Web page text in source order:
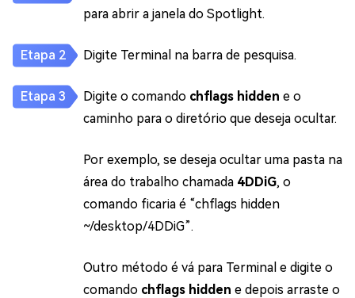
para abrir a janela do Spotlight.
Digite Terminal na barra de pesquisa.
Digite o comando chflags hidden e o
caminho para o diretório que deseja ocultar.
Por exemplo, se deseja ocultar uma pasta na
área do trabalho chamada 4DDiG, o
comando ficaria é “chflags hidden
~/desktop/4DDiG”.
Outro método é vá para Terminal e digite o
comando chflags hidden e depois arraste o